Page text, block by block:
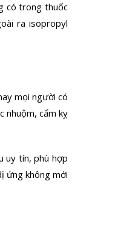
có trong thuốc
ra isopropyl
mọi người có
nhuộm, cấm kỵ
uy tín, phù hợp
ứng không mới